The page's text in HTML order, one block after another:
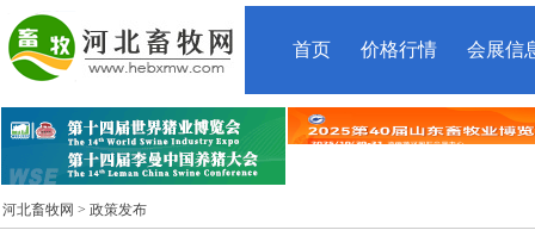
首页 价格行情 会展信
河北畜牧网 > 政策发布